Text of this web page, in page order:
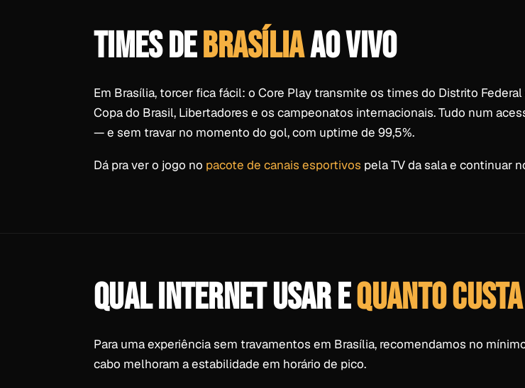
TIMES DEBRASÍLIAAO VIVO
Em Brasília, torcer fica fácil: o Core Play transmite os times do Distrito
Copa do Brasil, Libertadores e os campeonatos internacionais. Tudo num
— e sem travar no momento do gol, com uptime de 99,5%.
Dá pra ver o jogo no pacote de canais esportivos pela TV da sala e continuar
QUAL INTERNET USAR EQUANTO CUSTA
Para uma experiência sem travamentos em Brasília, recomendamos no
cabo melhoram a estabilidade em horário de pico.